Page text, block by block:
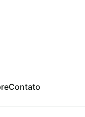
Contato